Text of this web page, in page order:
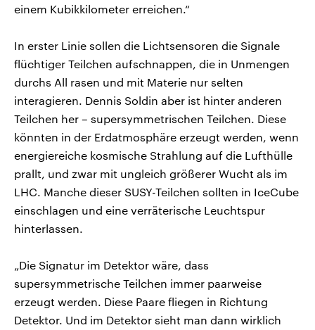
einem Kubikkilometer erreichen.“
In erster Linie sollen die Lichtsensoren die Signale
flüchtiger Teilchen aufschnappen, die in Unmengen
durchs All rasen und mit Materie nur selten
interagieren. Dennis Soldin aber ist hinter anderen
Teilchen her – supersymmetrischen Teilchen. Diese
könnten in der Erdatmosphäre erzeugt werden, wenn
energiereiche kosmische Strahlung auf die Lufthülle
prallt, und zwar mit ungleich größerer Wucht als im
LHC. Manche dieser SUSY-Teilchen sollten in IceCube
einschlagen und eine verräterische Leuchtspur
hinterlassen.
„Die Signatur im Detektor wäre, dass
supersymmetrische Teilchen immer paarweise
erzeugt werden. Diese Paare fliegen in Richtung
Detektor. Und im Detektor sieht man dann wirklich